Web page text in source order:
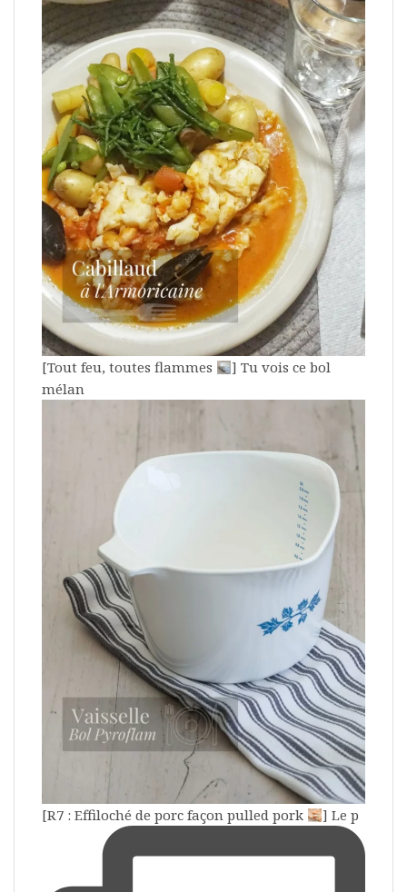
[Tout feu, toutes flammes
] Tu vois ce bol
mélan
[R7 : Effiloché de porc façon pulled pork ] Le p